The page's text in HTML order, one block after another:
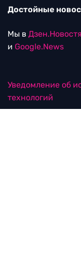
Достойные
Мы в
и Google.News
Уведомление об
технологий